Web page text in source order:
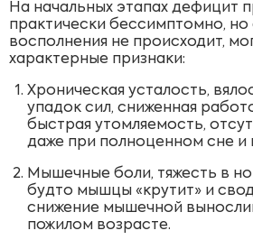
На начальных этапах дефицит
практически бессимптомно, но
восполнения не происходит,
характерные признаки:
Хроническая усталость,
упадок сил, сниженная
быстрая утомляемость,
даже при полноценном сне и
Мышечные боли, тяжесть в
будто мышцы «крутит» и
снижение мышечной
пожилом возрасте.